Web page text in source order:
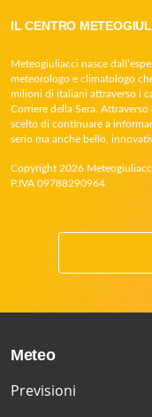
IL CENTRO
Meteogiuliacci nasce
meteorologo e climatologo
milioni di italiani attraverso i
Corriere della Sera.
scelto di continuare a
serio ma anche bello,
Copyright 2026
P.IVA 09788290964
Meteo
Previsioni